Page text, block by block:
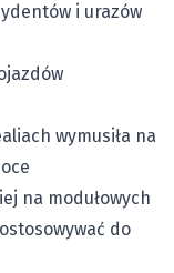
i urazów
wymusiła na
na modułowych
do